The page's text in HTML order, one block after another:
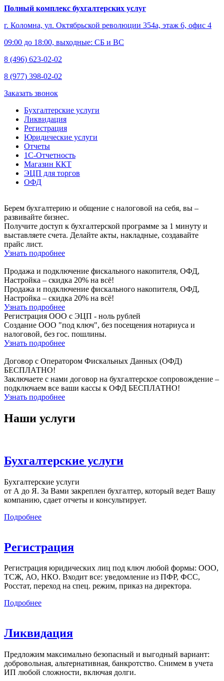
Полный комплекс бухгалтерских услуг
г. Коломна, ул. Октябрьской революции 354а, этаж 6, офис 4
09:00 до 18:00, выходные: СБ и ВС
8 (496) 623-02-02
8 (977) 398-02-02
Заказать звонок
Бухгалтерские услуги
Ликвидация
Регистрация
Юридические услуги
Отчеты
1С-Отчетность
Магазин ККТ
ЭЦП для торгов
ОФД
Берем бухгалтерию и общение с налоговой на себя, вы –
развивайте бизнес.
Получите доступ к бухгалтерской программе за 1 минуту и
выставляете счета. Делайте акты, накладные, создавайте
прайс лист.
Узнать подробнее
Продажа и подключение фискального накопителя, ОФД,
Настройка – скидка 20% на всё!
Продажа и подключение фискального накопителя, ОФД,
Настройка – скидка 20% на всё!
Узнать подробнее
Регистрация ООО с ЭЦП - ноль рублей
Создание ООО "под ключ", без посещения нотариуса и
налоговой, без гос. пошлины.
Узнать подробнее
Договор с Оператором Фискальных Данных (ОФД)
БЕСПЛАТНО!
Заключаете с нами договор на бухгалтерское сопровождение –
подключаем все ваши кассы к ОФД БЕСПЛАТНО!
Узнать подробнее
Наши услуги
Бухгалтерские услуги
Бухгалтерские услуги
от А до Я. За Вами закреплен бухгалтер, который ведет Вашу
компанию, сдает отчеты и консультирует.
Подробнее
Регистрация
Регистрация юридических лиц под ключ любой формы: ООО,
ТСЖ, АО, НКО. Входит все: уведомление из ПФР, ФСС,
Росстат, переход на спец. режим, приказ на директора.
Подробнее
Ликвидация
Предложим максимально безопасный и выгодный вариант:
добровольная, альтернативная, банкротство. Снимем в учета
ИП любой сложности, включая долги.